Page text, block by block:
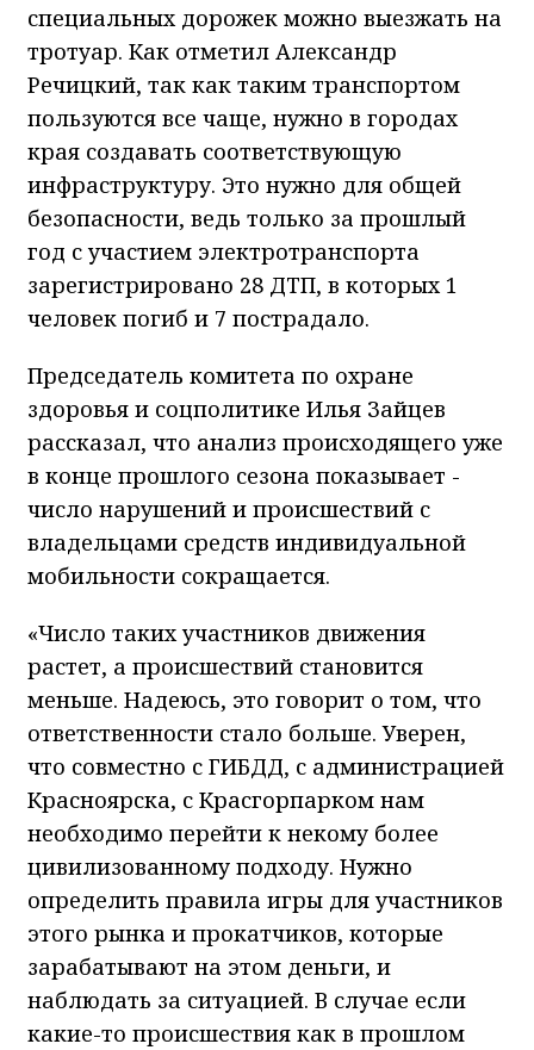
специальных дорожек можно выезжать на
тротуар. Как отметил Александр
Речицкий, так как таким транспортом
пользуются все чаще, нужно в городах
края создавать соответствующую
инфраструктуру. Это нужно для общей
безопасности, ведь только за прошлый
год с участием электротранспорта
зарегистрировано 28 ДТП, в которых 1
человек погиб и 7 пострадало.
Председатель комитета по охране
здоровья и соцполитике Илья Зайцев
рассказал, что анализ происходящего уже
в конце прошлого сезона показывает -
число нарушений и происшествий с
владельцами средств индивидуальной
мобильности сокращается.
«Число таких участников движения
растет, а происшествий становится
меньше. Надеюсь, это говорит о том, что
ответственности стало больше. Уверен,
что совместно с ГИБДД, с администрацией
Красноярска, с Красгорпарком нам
необходимо перейти к некому более
цивилизованному подходу. Нужно
определить правила игры для участников
этого рынка и прокатчиков, которые
зарабатывают на этом деньги, и
наблюдать за ситуацией. В случае если
какие-то происшествия как в прошлом